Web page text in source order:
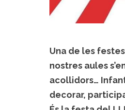
Una de les
nostres aules
acollidors…
decorar,